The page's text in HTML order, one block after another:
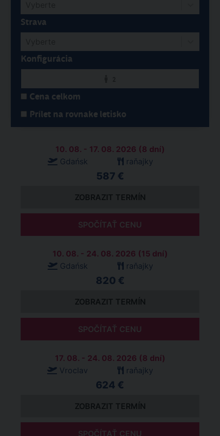
Strava
Konfigurácia
Cena celkom
Prílet na rovnake letisko
10. 08. - 17. 08. 2026 (8 dní)
Gdańsk
raňajky
587 €
ZOBRAZIT TERMÍN
SPOČÍTAŤ CENU
10. 08. - 24. 08. 2026 (15 dní)
Gdańsk
raňajky
820 €
ZOBRAZIT TERMÍN
SPOČÍTAŤ CENU
17. 08. - 24. 08. 2026 (8 dní)
Vroclav
raňajky
624 €
ZOBRAZIT TERMÍN
SPOČÍTAŤ CENU